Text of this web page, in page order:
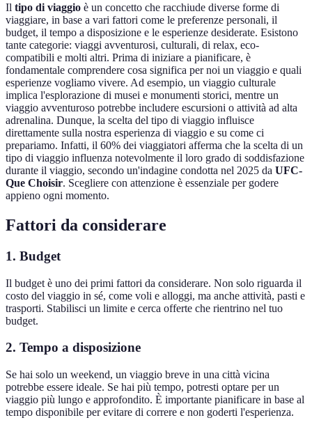
Il tipo di viaggio è un concetto che racchiude diverse forme di
viaggiare, in base a vari fattori come le preferenze personali, il
budget, il tempo a disposizione e le esperienze desiderate. Esistono
tante categorie: viaggi avventurosi, culturali, di relax, eco-
compatibili e molti altri. Prima di iniziare a pianificare, è
fondamentale comprendere cosa significa per noi un viaggio e quali
esperienze vogliamo vivere. Ad esempio, un viaggio culturale
implica l'esplorazione di musei e monumenti storici, mentre un
viaggio avventuroso potrebbe includere escursioni o attività ad alta
adrenalina. Dunque, la scelta del tipo di viaggio influisce
direttamente sulla nostra esperienza di viaggio e su come ci
prepariamo. Infatti, il 60% dei viaggiatori afferma che la scelta di un
tipo di viaggio influenza notevolmente il loro grado di soddisfazione
durante il viaggio, secondo un'indagine condotta nel 2025 da UFC-
Que Choisir. Scegliere con attenzione è essenziale per godere
appieno ogni momento.
Fattori da considerare
1. Budget
Il budget è uno dei primi fattori da considerare. Non solo riguarda il
costo del viaggio in sé, come voli e alloggi, ma anche attività, pasti e
trasporti. Stabilisci un limite e cerca offerte che rientrino nel tuo
budget.
2. Tempo a disposizione
Se hai solo un weekend, un viaggio breve in una città vicina
potrebbe essere ideale. Se hai più tempo, potresti optare per un
viaggio più lungo e approfondito. È importante pianificare in base al
tempo disponibile per evitare di correre e non goderti l'esperienza.